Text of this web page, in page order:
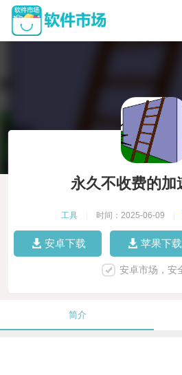
永久不收费的加
工具 时间：2025-06-09
安卓下载 苹果下载
安卓市场，安
简介